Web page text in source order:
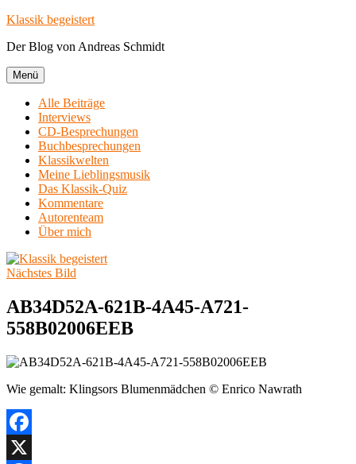
Zum
springen
Klassik begeistert
Der Blog von Andreas Schmidt
Menü
Alle Beiträge
Interviews
CD-Besprechungen
Buchbesprechungen
Klassikwelten
Meine Lieblingsmusik
Das Klassik-Quiz
Kommentare
Autorenteam
Über mich
Nächstes Bild
AB34D52A-621B-4A45-A721-
558B02006EEB
Wie gemalt: Klingsors Blumenmädchen © Enrico Nawrath
Facebook